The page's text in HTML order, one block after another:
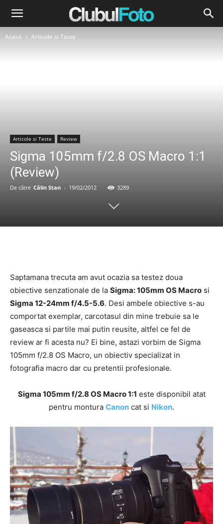
Acasă Articole si Teste
Articole si Teste Review
Sigma 105mm f/2.8 OS Macro 1:1
(Review)
De către Călin Stan - 19/02/2012 3289
Saptamana trecuta am avut ocazia sa testez doua
obiective senzationale de la Sigma: 105mm OS Macro si
Sigma 12-24mm f/4.5-5.6. Desi ambele obiective s-au
comportat exemplar, carcotasul din mine trebuie sa le
gaseasca si partile mai putin reusite, altfel ce fel de
review ar fi acesta nu? Ei bine, astazi vorbim de Sigma
105mm f/2.8 OS Macro, un obiectiv specializat in
fotografia macro dar cu pretentii profesionale.
Sigma 105mm f/2.8 OS Macro 1:1 este disponibil atat
pentru montura Canon cat si Nikon.